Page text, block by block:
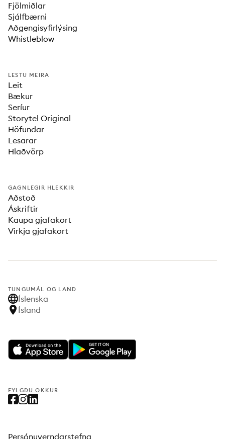
Fjölmiðlar
Sjálfbærni
Aðgengisyfirlýsing
Whistleblow
LESTU MEIRA
Leit
Bækur
Seríur
Storytel Original
Höfundar
Lesarar
Hlaðvörp
GAGNLEGIR HLEKKIR
Aðstoð
Áskriftir
Kaupa gjafakort
Virkja gjafakort
TUNGUMÁL OG LAND
Íslenska
Ísland
FYLGDU OKKUR
Persónuverndarstefna